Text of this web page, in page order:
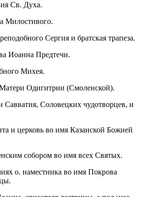
Св. Духа.
Милостивого.
Сергия и братская трапеза.
Иоанна Предтечи.
Михея.
Одигитрии (Смоленской).
Савватия, Соловецких чудотворцев, и
и церковь во имя Казанской Божией
собором во имя всех Святых.
о. наместника во имя Покрова